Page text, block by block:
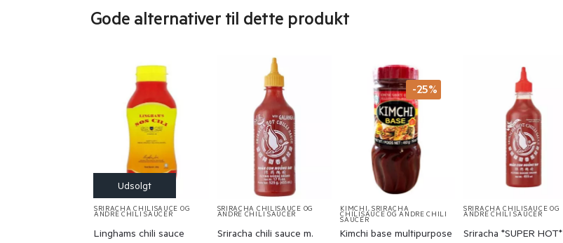
Gode alternativer til dette produkt
SRIRACHA CHILISAUCE OG
ANDRE CHILI SAUCER
Linghams chili sauce
SRIRACHA CHILISAUCE OG
ANDRE CHILI SAUCER
Sriracha chili sauce m.
-25%
KIMCHI, SRIRACHA
CHILISAUCE OG ANDRE CHILI
SAUCER
Kimchi base multipurpose
SRIRACHA CHILISAUCE OG
ANDRE CHILI SAUCER
Sriracha *SUPER HOT*